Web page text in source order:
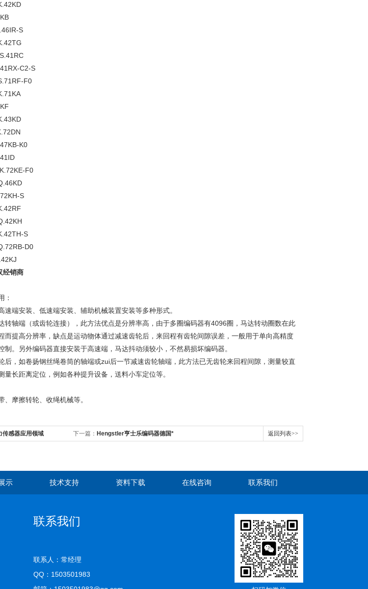
S
C2-S
F0
K0
F0
S
S
D0
经销商
：
速端安装、低速端安装、辅助机械装置安装等多种形式。
转轴端（或齿轮连接），此方法优点是分辨率高，由于多圈编码器有4096圈，马达转动圈数在此
而提高分辨率，缺点是运动物体通过减速齿轮后，来回程有齿轮间隙误差，一般用于单向高精度
制。另外编码器直接安装于高速端，马达抖动须较小，不然易损坏编码器。
后，如卷扬钢丝绳卷筒的轴端或zui后一节减速齿轮轴端，此方法已无齿轮来回程间隙，测量较直
量长距离定位，例如各种提升设备，送料小车定位等。
摩擦转轮、收绳机械等。
传感器应用领域 下一篇： Hengstler亨士乐编码器德国* 返回列表>>
示 技术支持 资料下载 在线咨询 联系我们
联系我们
联系人：常经理
QQ： 1503501983